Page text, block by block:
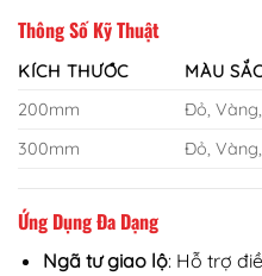
Thông Số Kỹ Thuật
KÍCH THƯỚC MÀU
200mm
Đỏ,
300mm
Đỏ,
Ứng Dụng Đa Dạng
Ngã tư giao lộ: Hỗ trợ